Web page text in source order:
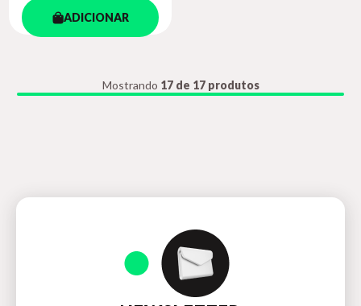
ADICIONAR
Mostrando 17 de 17 produtos